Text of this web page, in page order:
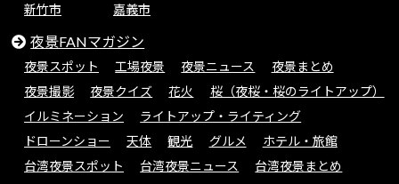
新竹市 嘉義市
夜景FANマガジン
夜景スポット 工場夜景 夜景ニュース
夜景まとめ
夜景撮影
夜景クイズ 花火
桜（夜桜・桜のライトアップ）
イルミネーション
ライトアップ・ライティング
ドローンショー
天体 観光 グルメ
ホテル・旅館
台湾夜景スポット
台湾夜景ニュース 台湾夜景まとめ